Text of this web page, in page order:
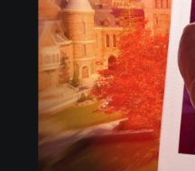
t
r
a
n
g
e
:
R